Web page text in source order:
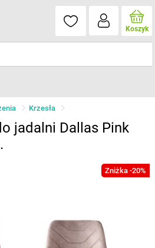
Koszyk
Krzesła
jadalni Dallas Pink
Zniżka -20%